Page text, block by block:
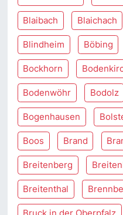
Blaibach Blaichach
Blindheim Böbing
Bockhorn
Bodenwöhr Bodolz
Bogenhausen
Boos Brand
Breitenberg
Breitenthal